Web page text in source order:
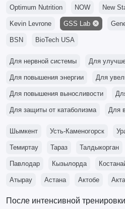
Optimum Nutrition NOW New
Kevin Levrone GSS Lab
BSN BioTech USA
Для нервной системы Для
Для повышения энергии Для
Для повышения выносливости
Для защиты от катаболизма Для
Шымкент Усть-Каменогорск
Темиртау Тараз Талдыкорган
Павлодар Кызылорда
Атырау Астана Актобе
После интенсивной